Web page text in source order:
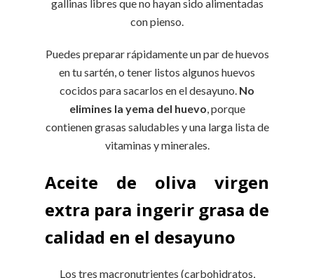
gallinas libres que no hayan sido alimentadas
con pienso.
Puedes preparar rápidamente un par de huevos
en tu sartén, o tener listos algunos huevos
cocidos para sacarlos en el desayuno. No
elimines la yema del huevo, porque
contienen grasas saludables y una larga lista de
vitaminas y minerales.
Aceite de oliva virgen
extra para ingerir grasa de
calidad en el desayuno
Los tres macronutrientes (carbohidratos,